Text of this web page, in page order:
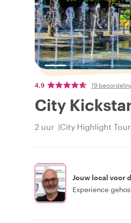
4,9 19
City
2 uur City Highlight
Jouw local voor
Experience